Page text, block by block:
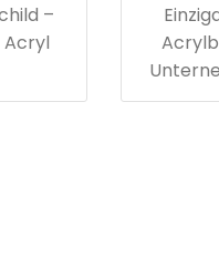
–
Acryl